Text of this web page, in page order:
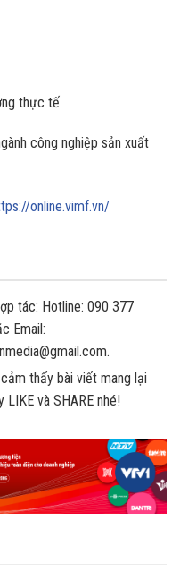
thực tế
công nghiệp sản xuất
online.vimf.vn/
tác: Hotline: 090 377
Email:
cảm thấy bài viết mang lại
LIKE và SHARE nhé!